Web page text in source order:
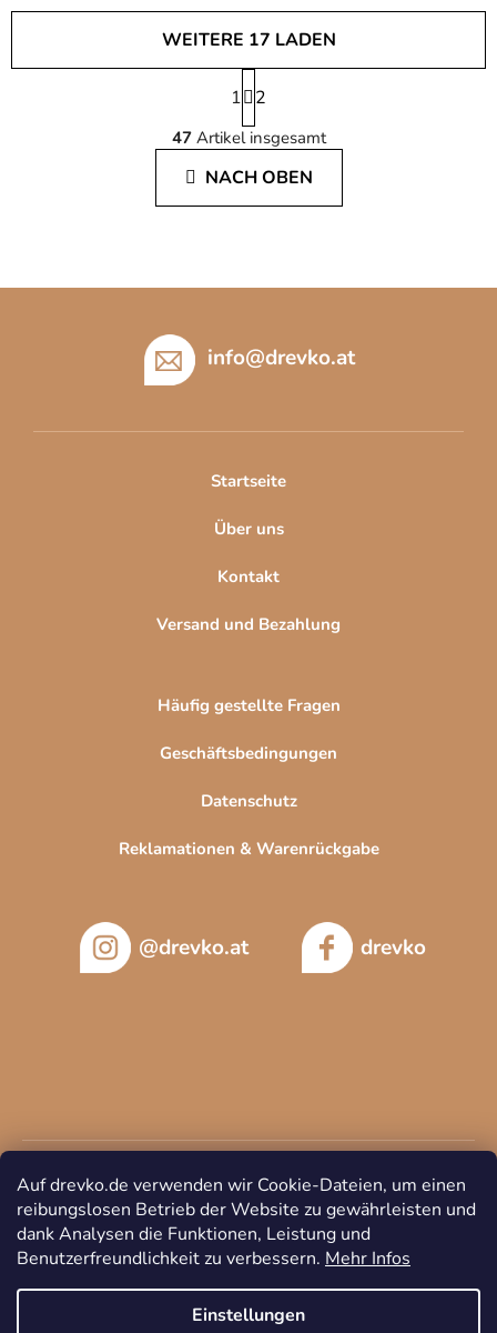
Auf drevko.de verwenden wir Cookie-Dateien, um einen
reibungslosen Betrieb der Website zu gewährleisten und
dank Analysen die Funktionen, Leistung und
Benutzerfreundlichkeit zu verbessern. Mehr Infos
Einstellungen
S
t
e
u
e
l
e
e
e
L
s
e
WEITERE 17 LADEN
P
a
g
i
i
e
g
1 2
47Artikel insgesamt
NACH OBEN
info@drevko.at
Startseite
Über uns
Kontakt
Versand und Bezahlung
Häufig gestellte Fragen
Geschäftsbedingungen
Datenschutz
Reklamationen & Warenrückgabe
@drevko.at drevko
Copyright 2026DREVKO. Alle Rechte vorbehalten.